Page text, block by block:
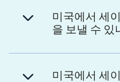
미국에서 세
을 보낼 수 있
미국에서 세